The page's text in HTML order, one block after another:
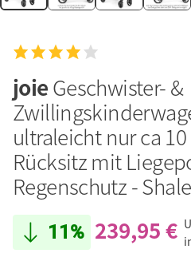
joieGeschwister- &
ultraleicht nur ca
Rücksitz mit
Regenschutz - Shale
11% 239,95 €